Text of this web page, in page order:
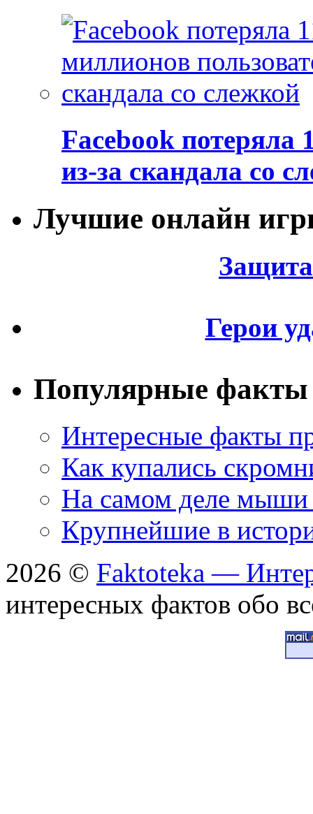
Facebook потеряла
из-за скандала со
Лучшие онлайн
Герои
Популярные факты
Интересные факты
Как купались
На самом деле мыши
Крупнейшие в
2026 © Faktoteka —
интересных фактов обо